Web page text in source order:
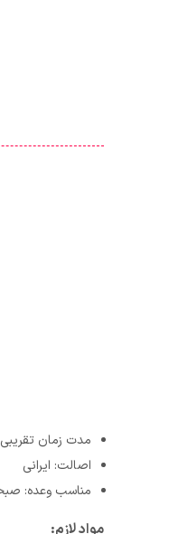
مدت زمان
اصالت: ایرانی
مناسب وعده:
مواد لازم: